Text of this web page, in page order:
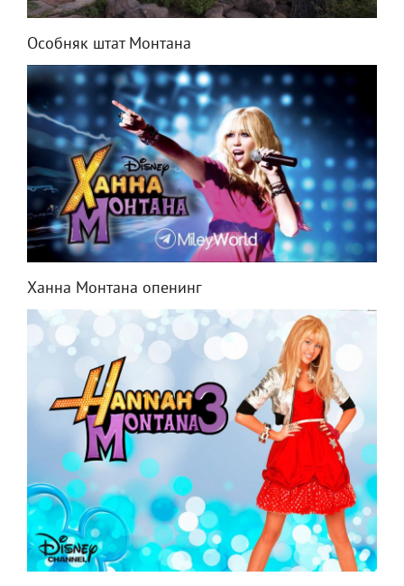
Особняк штат Монтана
Ханна Монтана опенинг